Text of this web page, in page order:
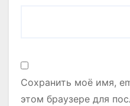
Сохранить моё имя,
этом браузере для